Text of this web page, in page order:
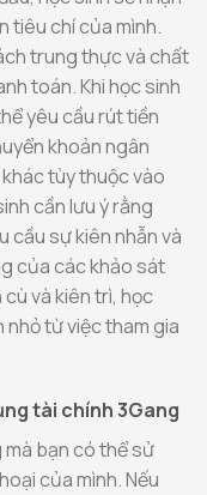
tiêu chí của mình.
trung thực và chất
toán. Khi học sinh
yêu cầu rút tiền
khoản ngân
tùy thuộc vào
cần lưu ý rằng
cầu sự kiên nhẫn và
của các khảo sát
và kiên trì, học
từ việc tham gia
tài chính 3Gang
bạn có thể sử
của mình. Nếu